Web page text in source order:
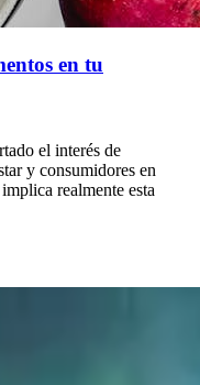
en tu
el interés de
y consumidores en
realmente esta